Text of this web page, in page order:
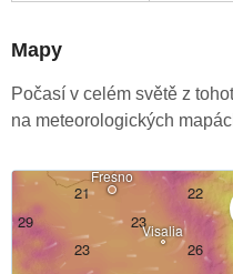
Mapy
Počasí v celém světě z
na meteorologických